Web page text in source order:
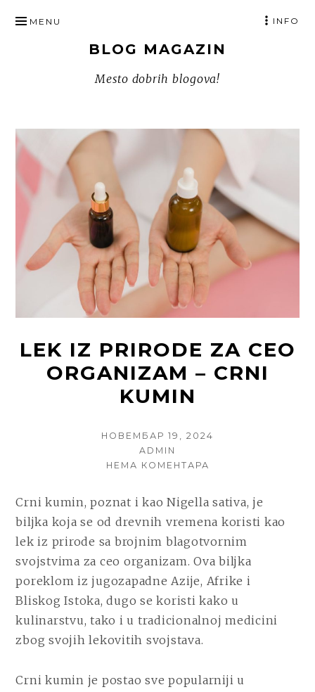
TO
BLOG MAGAZIN
Mesto dobrih blogova!
MENU INFO
LEK IZ PRIRODE ZA CEO
ORGANIZAM – CRNI
KUMIN
POSTED
НОВЕМБАР 19, 2024
AUTHOR
ADMIN
НЕМА КОМЕНТАРА
PRIRODE
ZA
CEO
–
CRNI
KUMIN
Crni kumin, poznat i kao Nigella sativa, je
biljka koja se od drevnih vremena koristi kao
lek iz prirode sa brojnim blagotvornim
svojstvima za ceo organizam. Ova biljka
poreklom iz jugozapadne Azije, Afrike i
Bliskog Istoka, dugo se koristi kako u
kulinarstvu, tako i u tradicionalnoj medicini
zbog svojih lekovitih svojstava.
Crni kumin je postao sve popularniji u